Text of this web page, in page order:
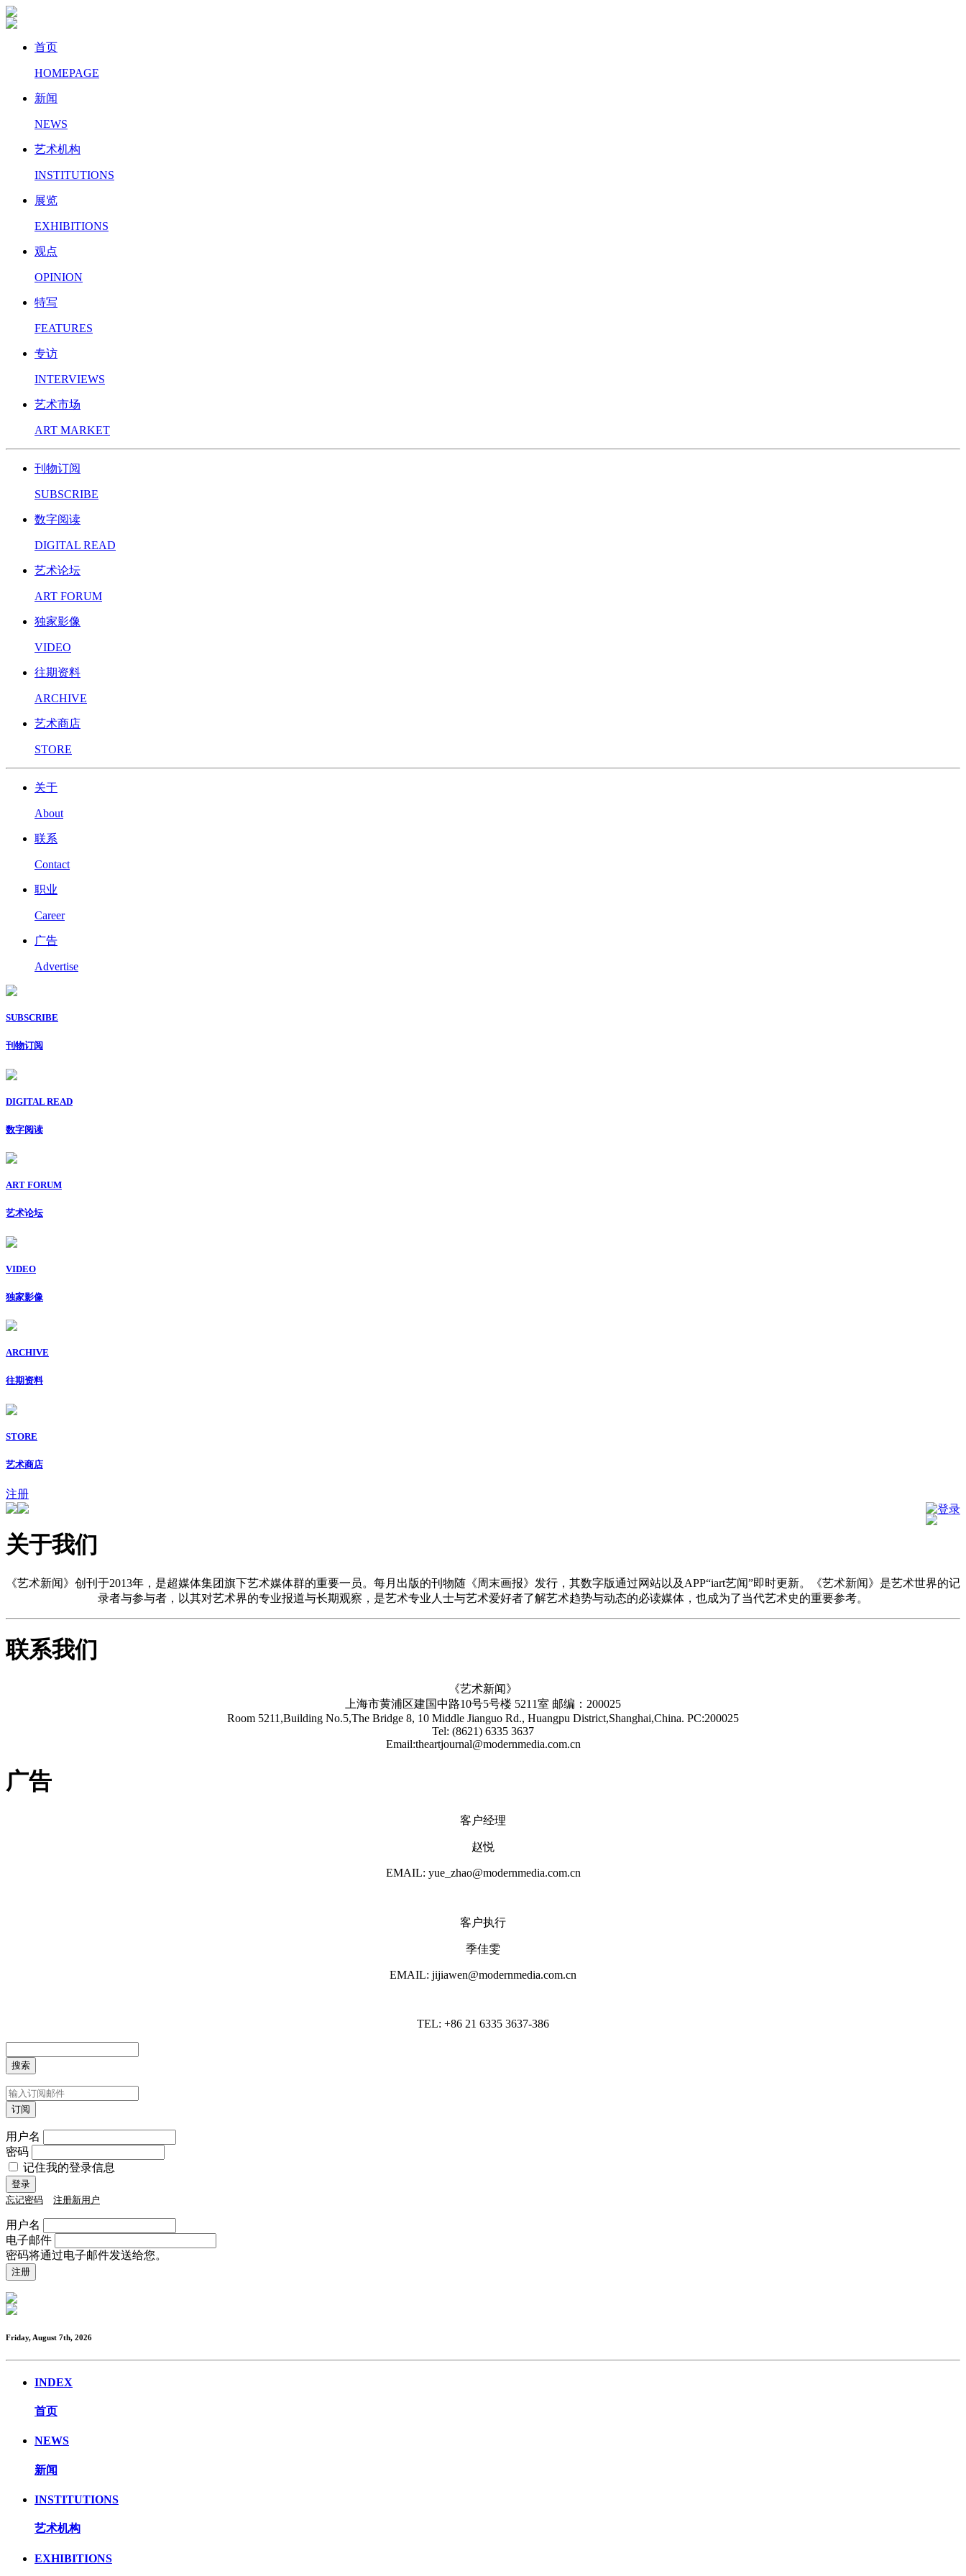
首页
HOMEPAGE
新闻
NEWS
艺术机构
INSTITUTIONS
展览
EXHIBITIONS
观点
OPINION
特写
FEATURES
专访
INTERVIEWS
艺术市场
ART MARKET
刊物订阅
SUBSCRIBE
数字阅读
DIGITAL READ
艺术论坛
ART FORUM
独家影像
VIDEO
往期资料
ARCHIVE
艺术商店
STORE
关于
About
联系
Contact
职业
Career
广告
Advertise
SUBSCRIBE
刊物订阅
DIGITAL READ
数字阅读
ART FORUM
艺术论坛
VIDEO
独家影像
ARCHIVE
往期资料
STORE
艺术商店
注册
登录
关于我们
《艺术新闻》创刊于2013年，是超媒体集团旗下艺术媒体群的重要一员。每月出版的刊物随《周末画报》发行，其数字版通过网站以及APP“iart艺闻”即时更新。《艺术新闻》是艺术世界的记
录者与参与者，以其对艺术界的专业报道与长期观察，是艺术专业人士与艺术爱好者了解艺术趋势与动态的必读媒体，也成为了当代艺术史的重要参考。
联系我们
《艺术新闻》
上海市黄浦区建国中路10号5号楼 5211室 邮编：200025
Room 5211,Building No.5,The Bridge 8, 10 Middle Jianguo Rd., Huangpu District,Shanghai,China. PC:200025
Tel: (8621) 6335 3637
Email:theartjournal@modernmedia.com.cn
广告
客户经理
赵悦
EMAIL: yue_zhao@modernmedia.com.cn
客户执行
季佳雯
EMAIL: jijiawen@modernmedia.com.cn
TEL: +86 21 6335 3637-386
用户名
密码
记住我的登录信息
忘记密码 注册新用户
用户名
电子邮件
密码将通过电子邮件发送给您。
Friday, August 7th, 2026
INDEX
首页
NEWS
新闻
INSTITUTIONS
艺术机构
EXHIBITIONS